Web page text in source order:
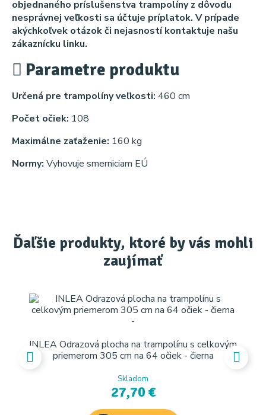
objednaného príslušenstva trampolíny z dôvodu
nesprávnej veľkosti sa účtuje príplatok. V prípade
akýchkoľvek otázok či nejasností kontaktuje našu
zákaznícku linku.
Parametre produktu
Určená pre trampolíny veľkosti: 460 cm
Počet očiek: 108
Maximálne zaťaženie: 160 kg
Normy: Vyhovuje smerniciam EÚ
Ďaľšie produkty, ktoré by vás mohli
zaujímať
INLEA Odrazová plocha na trampolínu s celkovým
priemerom 305 cm na 64 očiek - čierna
Skladom
27,70 €